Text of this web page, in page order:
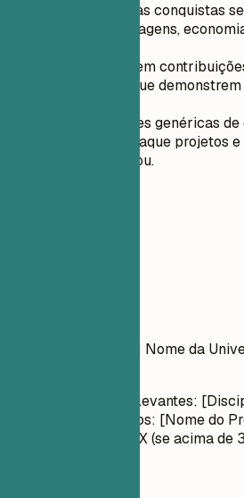
Quantifique suas conquistas
Inclua porcentagens,
Concentre-se em
significativos que
Evite descrições genéricas
vez disso, destaque projetos
que você liderou.
| Nome da
Disciplinas Relevantes:
Honras/Prêmios: [Nome do
Média/GPA: X.X (se acima de